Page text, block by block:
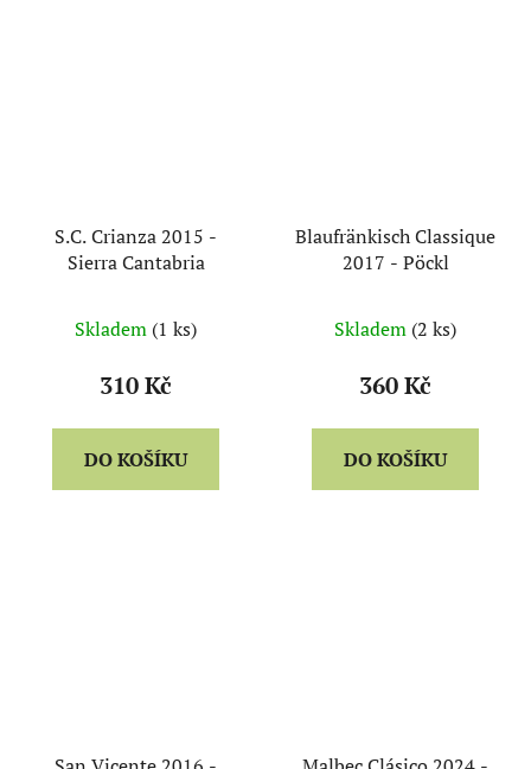
S.C. Crianza 2015 -
Sierra Cantabria
Skladem (1 ks)
310 Kč
DO KOŠÍKU
Blaufränkisch Classique
2017 - Pöckl
Skladem (2 ks)
360 Kč
DO KOŠÍKU